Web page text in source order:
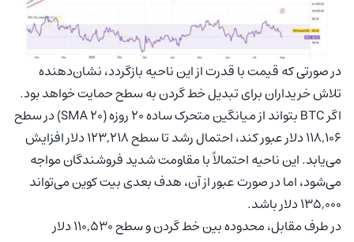
در صورتی که قیمت با قدرت از این ناحیه بازگردد، نشان‌دهنده
تلاش خریداران برای تبدیل خط گردن به سطح حمایت خواهد بود.
اگر BTC بتواند از میانگین متحرک ساده ۲۰ روزه (SMA 20) در سطح
118,106 دلار عبور کند، احتمال رشد تا سطح 123,218 دلار افزایش
می‌یابد. این ناحیه احتمالاً با مقاومت شدید فروشندگان مواجه
می‌شود، اما در صورت عبور از آن، هدف بعدی بیت کوین می‌تواند
135,000 دلار باشد.
در طرف مقابل، محدوده بین خط گردن و سطح 110,530 دلار